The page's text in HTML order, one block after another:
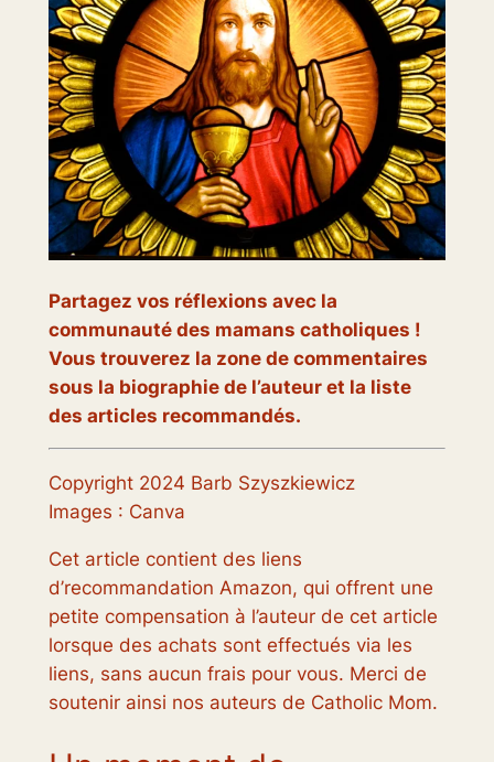
Partagez vos réflexions avec la
communauté des mamans catholiques !
Vous trouverez la zone de commentaires
sous la biographie de l’auteur et la liste
des articles recommandés.
Copyright 2024 Barb Szyszkiewicz
Images : Canva
Cet article contient des liens
d’recommandation Amazon, qui offrent une
petite compensation à l’auteur de cet article
lorsque des achats sont effectués via les
liens, sans aucun frais pour vous. Merci de
soutenir ainsi nos auteurs de Catholic Mom.